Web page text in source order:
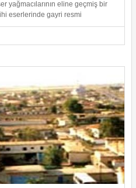
yağmacılarının eline geçmiş bir
eserlerinde gayri resmi